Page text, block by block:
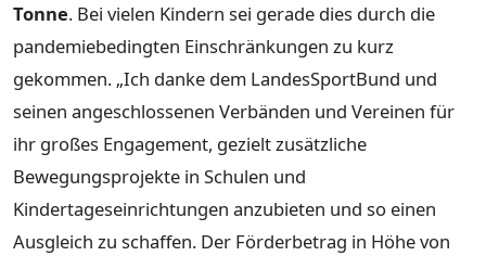
Tonne. Bei vielen Kindern sei gerade dies durch die
pandemiebedingten Einschränkungen zu kurz
gekommen. „Ich danke dem LandesSportBund und
seinen angeschlossenen Verbänden und Vereinen für
ihr großes Engagement, gezielt zusätzliche
Bewegungsprojekte in Schulen und
Kindertageseinrichtungen anzubieten und so einen
Ausgleich zu schaffen. Der Förderbetrag in Höhe von